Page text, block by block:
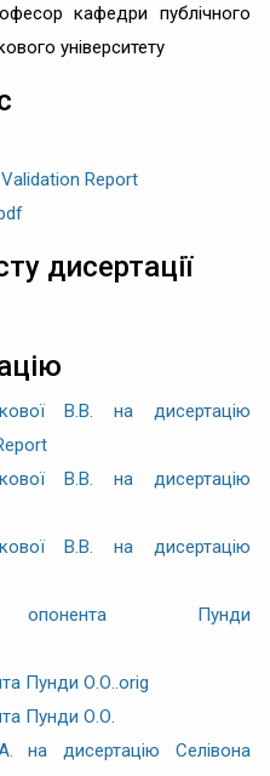
кафедри публічного
університету
Report
дисертації
В.В. на дисертацію
В.В. на дисертацію
В.В. на дисертацію
опонента Пунди
Пунди О.О..orig
Пунди О.О.
на дисертацію Селівона